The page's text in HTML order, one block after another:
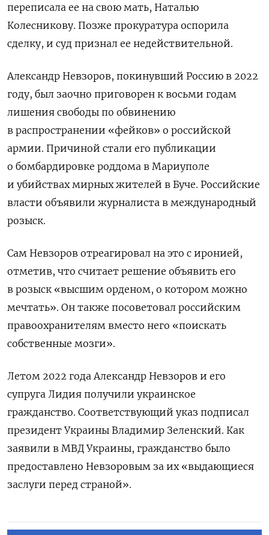
переписала ее на свою мать, Наталью
Колесникову. Позже прокуратура оспорила
сделку, и суд признал ее недействительной.
Александр Невзоров, покинувший Россию в 2022
году, был заочно приговорен к восьми годам
лишения свободы по обвинению
в распространении «фейков» о российской
армии. Причиной стали его публикации
о бомбардировке роддома в Мариуполе
и убийствах мирных жителей в Буче. Российские
власти объявили журналиста в международный
розыск.
Сам Невзоров отреагировал на это с иронией,
отметив, что считает решение объявить его
в розыск «высшим орденом, о котором можно
мечтать». Он также посоветовал российским
правоохранителям вместо него «поискать
собственные мозги».
Летом 2022 года Александр Невзоров и его
супруга Лидия получили украинское
гражданство. Соответствующий указ подписал
президент Украины Владимир Зеленский. Как
заявили в МВД Украины, гражданство было
предоставлено Невзоровым за их «выдающиеся
заслуги перед страной».